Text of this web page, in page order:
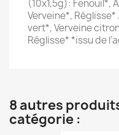
(10x1,5g): Fenouil*,
Verveine*,
vert*, Verveine
Réglisse* *issu de
8 autres
catégorie :